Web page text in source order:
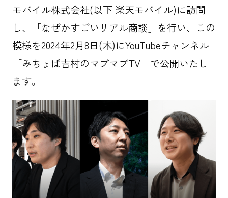
労働者派遣法に基づく情報公開
サイトマップ
モバイル株式会社(以下 楽天モバイル)に訪問
し、「なぜかすごいリアル商談」を行い、この
模様を2024年2月8日(木)にYouTubeチャンネル
「みちょぱ吉村のマブマブTV」で公開いたし
ます。